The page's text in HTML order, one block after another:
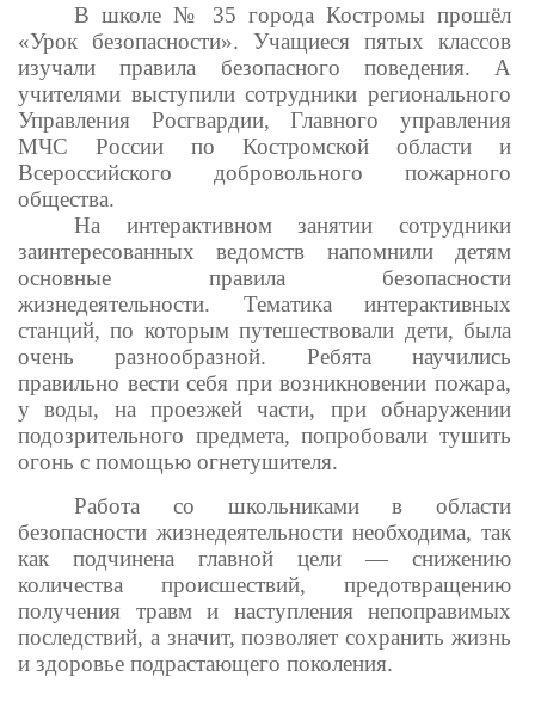
В школе № 35 города Костромы прошёл
«Урок безопасности». Учащиеся пятых классов
изучали правила безопасного поведения. А
учителями выступили сотрудники регионального
Управления Росгвардии, Главного управления
МЧС России по Костромской области и
Всероссийского добровольного пожарного
общества.
На интерактивном занятии сотрудники
заинтересованных ведомств напомнили детям
основные правила безопасности
жизнедеятельности. Тематика интерактивных
станций, по которым путешествовали дети, была
очень разнообразной. Ребята научились
правильно вести себя при возникновении пожара,
у воды, на проезжей части, при обнаружении
подозрительного предмета, попробовали тушить
огонь с помощью огнетушителя.
Работа со школьниками в области
безопасности жизнедеятельности необходима, так
как подчинена главной цели — снижению
количества происшествий, предотвращению
получения травм и наступления непоправимых
последствий, а значит, позволяет сохранить жизнь
и здоровье подрастающего поколения.